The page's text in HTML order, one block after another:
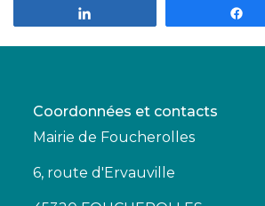
Coordonnées et contacts
Mairie de Foucherolles
6, route d'Ervauville